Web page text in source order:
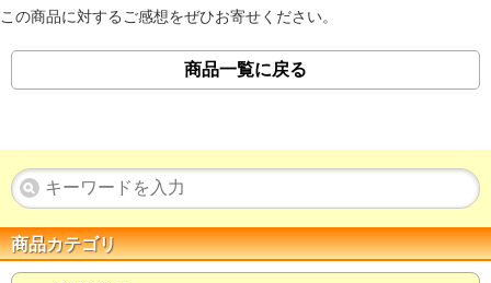
この商品に対するご感想をぜひお寄せください。
商品一覧に戻る
商品カテゴリ